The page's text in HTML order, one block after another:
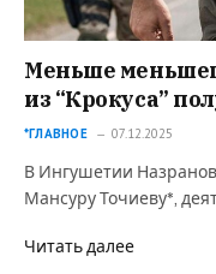
Меньше
из “Крокуса”
*ГЛАВНОЕ 07.12.2025
В Ингушетии
Мансуру Точиеву*,
Читать далее